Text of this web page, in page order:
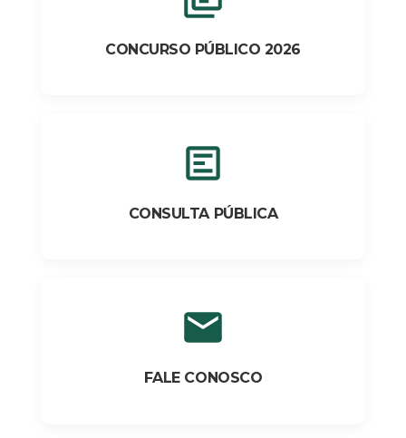
CONCURSO PÚBLICO 2026
CONSULTA PÚBLICA
FALE CONOSCO